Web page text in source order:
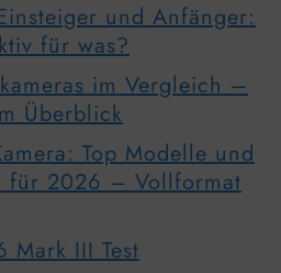
und Anfänger:
für was?
im Vergleich –
Überblick
Top Modelle und
für 2026 – Vollformat
Mark III Test